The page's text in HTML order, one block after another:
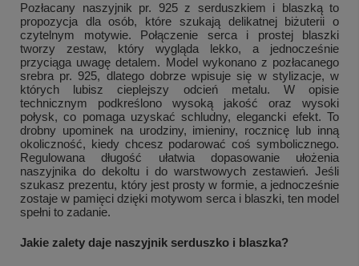
Pozłacany naszyjnik pr. 925 z serduszkiem i blaszką to
propozycja dla osób, które szukają delikatnej biżuterii o
czytelnym motywie. Połączenie serca i prostej blaszki
tworzy zestaw, który wygląda lekko, a jednocześnie
przyciąga uwagę detalem. Model wykonano z pozłacanego
srebra pr. 925, dlatego dobrze wpisuje się w stylizacje, w
których lubisz cieplejszy odcień metalu. W opisie
technicznym podkreślono wysoką jakość oraz wysoki
połysk, co pomaga uzyskać schludny, elegancki efekt. To
drobny upominek na urodziny, imieniny, rocznicę lub inną
okoliczność, kiedy chcesz podarować coś symbolicznego.
Regulowana długość ułatwia dopasowanie ułożenia
naszyjnika do dekoltu i do warstwowych zestawień. Jeśli
szukasz prezentu, który jest prosty w formie, a jednocześnie
zostaje w pamięci dzięki motywom serca i blaszki, ten model
spełni to zadanie.
Jakie zalety daje naszyjnik serduszko i blaszka?